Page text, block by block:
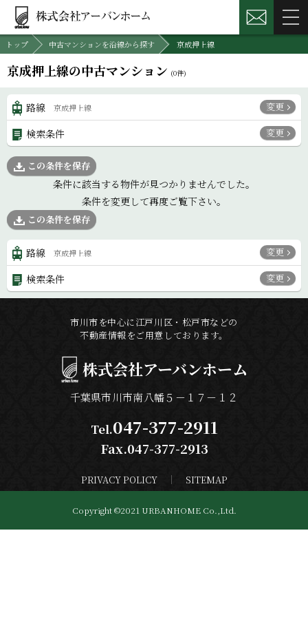
トップ 中古マンションを沿線から探す 京成押上線
京成押上線の中古マンション (0件)
路線 京成押上線 変更
検索条件 変更
この条件を保存
条件に該当する物件が見つかりませんでした。
条件を変更して再度ご覧下さい。
この条件を保存
路線 京成押上線 変更
検索条件 変更
市川市を中心に江戸川区・松戸市などの
不動産情報をご用意しております。
株式会社アーバンホーム
千葉県市川市南八幡５－１７－１２
Tel.047-377-2911
Fax.047-377-2913
PRIVACY POLICY SITEMAP
Copyright ©2021 URBANHOME Co.,Ltd.